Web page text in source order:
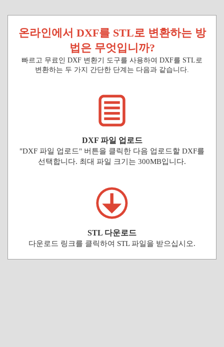
온라인에서 DXF를 STL로 변환하는 방
법은 무엇입니까?
빠르고 무료인 DXF 변환기 도구를 사용하여 DXF를 STL로
변환하는 두 가지 간단한 단계는 다음과 같습니다.
DXF 파일 업로드
"DXF 파일 업로드" 버튼을 클릭한 다음 업로드할 DXF를
선택합니다. 최대 파일 크기는 300MB입니다.
STL 다운로드
다운로드 링크를 클릭하여 STL 파일을 받으십시오.